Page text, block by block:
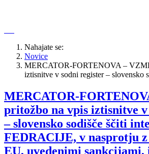
Nahajate se:
Novice
MERCATOR-FORTENOVA –
iztisnitve v sodni register – slovensko
MERCATOR-
pritožbo na vpis iztisnitve
– slovensko sodišče ščiti
FEDRACIJE, v nasprotju z
EU, uvedenimi sankcijami,